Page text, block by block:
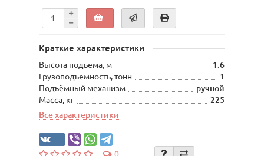
Краткие характеристики
Высота подъема, м
1.6
Грузоподъемность, тонн
1
Подъёмный механизм
ручной
Масса, кг
225
Все характеристики